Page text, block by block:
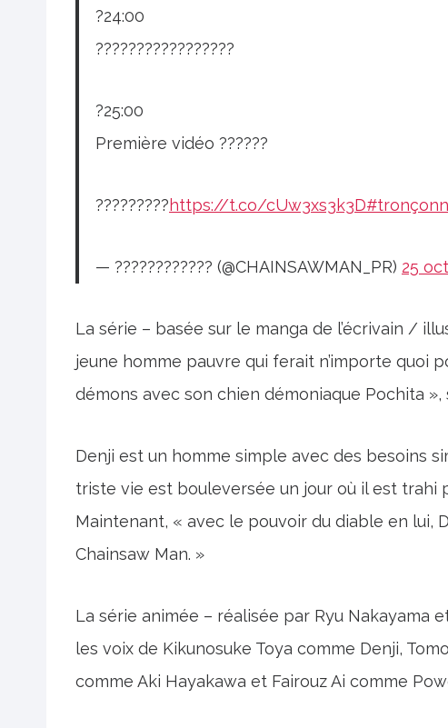
?24:00
?????????????????
?25:00
Première vidéo ??????
?????????https://t.co/cUw3xs3k3D
— ???????????? (@CHAINSAWMAN_PR) 25
La série – basée sur le manga de l’écrivain /
jeune homme pauvre qui ferait n’importe quoi
démons avec son chien démoniaque Pochita »,
Denji est un homme simple avec des besoins
triste vie est bouleversée un jour où il est trahi
Maintenant, « avec le pouvoir du diable en lui,
Chainsaw Man. »
La série animée – réalisée par Ryu Nakayama
les voix de Kikunosuke Toya comme Denji,
comme Aki Hayakawa et Fairouz Ai comme